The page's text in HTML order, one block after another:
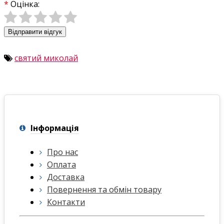
Оцінка:
Відправити відгук
святий миколай
Інформація
Про нас
Оплата
Доставка
Повернення та обмін товару
Контакти